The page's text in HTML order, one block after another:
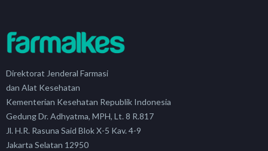
Direktorat Jenderal Farmasi
dan Alat Kesehatan
Kementerian Kesehatan Republik Indonesia
Gedung Dr. Adhyatma, MPH, Lt. 8 R.817
Jl. H.R. Rasuna Said Blok X-5 Kav. 4-9
Jakarta Selatan 12950